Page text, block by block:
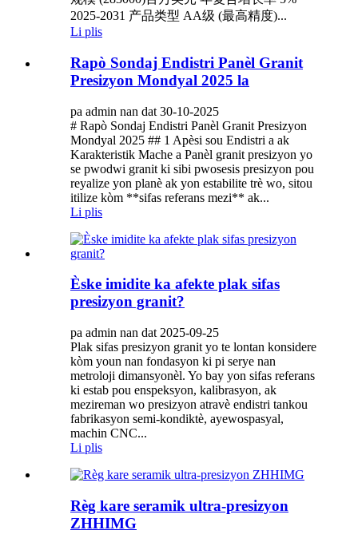
2025-2031 产品类型 AA级 (最高精度)...
Li plis
Rapò Sondaj Endistri Panèl Granit
Presizyon Mondyal 2025 la
pa admin nan dat 30-10-2025
# Rapò Sondaj Endistri Panèl Granit Presizyon
Mondyal 2025 ## 1 Apèsi sou Endistri a ak
Karakteristik Mache a Panèl granit presizyon yo
se pwodwi granit ki sibi pwosesis presizyon pou
reyalize yon planè ak yon estabilite trè wo, sitou
itilize kòm **sifas referans mezi** ak...
Li plis
Èske imidite ka afekte plak sifas
presizyon granit?
pa admin nan dat 2025-09-25
Plak sifas presizyon granit yo te lontan konsidere
kòm youn nan fondasyon ki pi serye nan
metroloji dimansyonèl. Yo bay yon sifas referans
ki estab pou enspeksyon, kalibrasyon, ak
mezireman wo presizyon atravè endistri tankou
fabrikasyon semi-kondiktè, ayewospasyal,
machin CNC...
Li plis
Règ kare seramik ultra-presizyon
ZHHIMG